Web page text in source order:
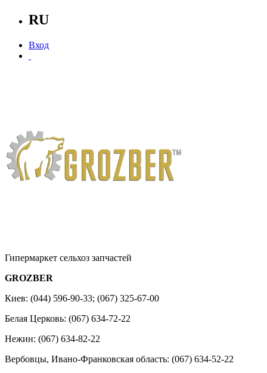
RU
Вход
Гипермаркет сельхоз запчастей
GROZBER
Киев: (044) 596-90-33; (067) 325-67-00
Белая Церковь: (067) 634-72-22
Нежин: (067) 634-82-22
Вербовцы, Ивано-Франковская область: (067) 634-52-22